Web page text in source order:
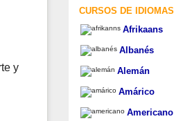
y
CURSOS DE IDIOMAS
Afrikaans
Albanés
Alemán
Amárico
Americano